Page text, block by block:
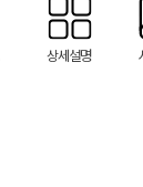
상세설명